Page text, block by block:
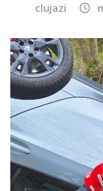
clujazi